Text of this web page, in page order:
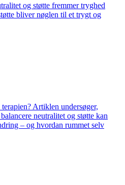
og støtte fremmer tryghed
bliver nøglen til et trygt og
Artiklen undersøger,
neutralitet og støtte kan
– og hvordan rummet selv